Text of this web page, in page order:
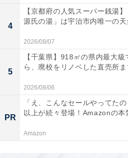
4
【京都府の人気スーパー銭湯
源氏の湯」は宇治市内唯一の天
2026/08/07
5
【千葉県】918㎡の県内最大
ら、廃校をリノベした直売所ま
2026/08/06
PR
「え、こんなセールやってた
以上が続々登場！Amazonの本
Amazon